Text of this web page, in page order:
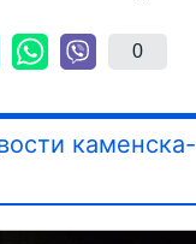
0
каменска-